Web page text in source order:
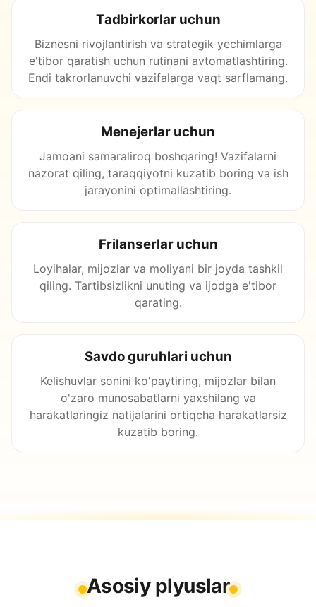
Tadbirkorlar uchun
Biznesni rivojlantirish va strategik yechimlarga
e'tibor qaratish uchun rutinani avtomatlashtiring.
Endi takrorlanuvchi vazifalarga vaqt sarflamang.
Menejerlar uchun
Jamoani samaraliroq boshqaring! Vazifalarni
nazorat qiling, taraqqiyotni kuzatib boring va ish
jarayonini optimallashtiring.
Frilanserlar uchun
Loyihalar, mijozlar va moliyani bir joyda tashkil
qiling. Tartibsizlikni unuting va ijodga e'tibor
qarating.
Savdo guruhlari uchun
Kelishuvlar sonini ko'paytiring, mijozlar bilan
o'zaro munosabatlarni yaxshilang va
harakatlaringiz natijalarini ortiqcha harakatlarsiz
kuzatib boring.
Asosiy plyuslar